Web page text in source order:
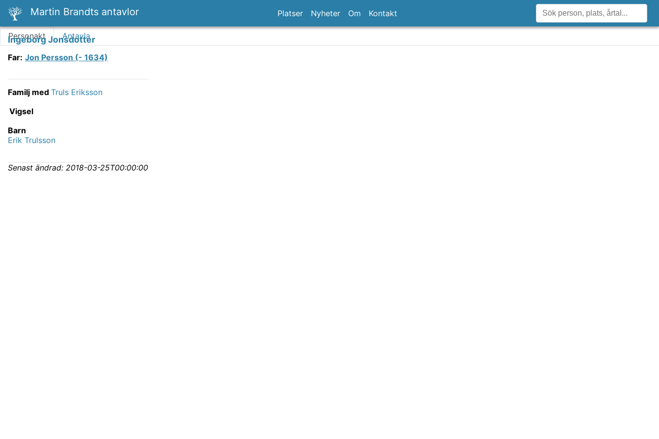
Martin Brandts antavlor Platser Nyheter Om Kontakt
Personakt Antavla
Ingeborg Jonsdotter
Far: Jon Persson (- 1634)
Familj med Truls Eriksson
Vigsel
Barn
Erik Trulsson
Senast ändrad: 2018-03-25T00:00:00